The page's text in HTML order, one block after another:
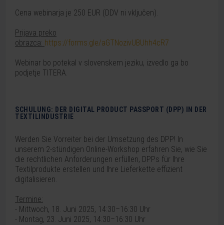
Cena webinarja je 250 EUR (DDV ni vključen).
Prijava preko
obrazca: https://forms.gle/aGTNozivUBUhh4cR7
Webinar bo potekal v slovenskem jeziku, izvedlo ga bo
podjetje TITERA.
SCHULUNG: DER DIGITAL PRODUCT PASSPORT (DPP) IN DER
TEXTILINDUSTRIE
Werden Sie Vorreiter bei der Umsetzung des DPP! In
unserem 2-stündigen Online-Workshop erfahren Sie, wie Sie
die rechtlichen Anforderungen erfüllen, DPPs für Ihre
Textilprodukte erstellen und Ihre Lieferkette effizient
digitalisieren.
Termine:
- Mittwoch, 18. Juni 2025, 14:30–16:30 Uhr
- Montag, 23. Juni 2025, 14:30–16:30 Uhr